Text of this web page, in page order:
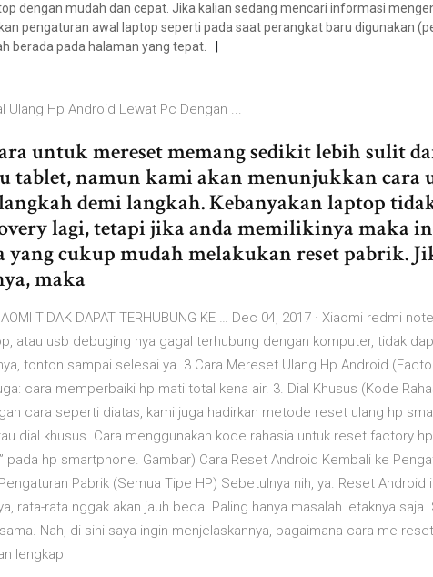
dengan mudah dan cepat. Jika kalian sedang mencari informasi
pengaturan awal laptop seperti pada saat perangkat baru digunakan
berada pada halaman yang tepat.
Ulang Hp Android Lewat Pc Dengan ...
untuk mereset memang sedikit lebih sulit
tablet, namun kami akan menunjukkan cara
demi langkah. Kebanyakan laptop
lagi, tetapi jika anda memilikinya maka
yang cukup mudah melakukan reset pabrik.
maka
TIDAK DAPAT TERHUBUNG KE … Dec 04, 2017 · Xiaomi redmi
atau usb debuging nya gagal terhubung dengan komputer, tidak
tonton sampai selesai ya. 3 Cara Mereset Ulang Hp Android
cara memperbaiki hp mati total kena air. 3. Dial Khusus (Kode
cara seperti diatas, kami juga hadirkan metode reset ulang hp
dial khusus. Cara menggunakan kode rahasia untuk reset factory
pada hp smartphone. Gambar) Cara Reset Android Kembali ke
Pabrik (Semua Tipe HP) Sebetulnya nih, ya. Reset Android
rata-rata nggak akan jauh beda. Paling hanya masalah letaknya saja.
Nah, di sini saya ingin menjelaskannya, bagaimana cara me-
lengkap